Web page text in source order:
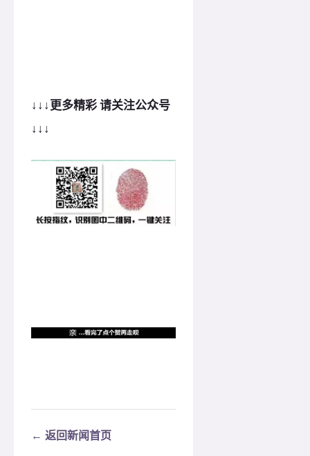
↓↓↓更多精彩 请关注公众号
↓↓↓
← 返回新闻首页